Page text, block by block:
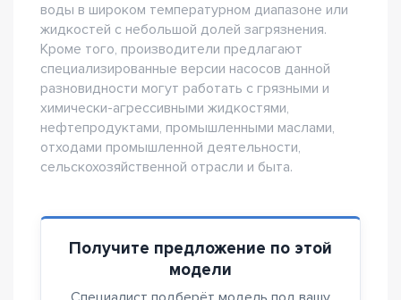
воды в широком температурном диапазоне или
жидкостей с небольшой долей загрязнения.
Кроме того, производители предлагают
специализированные версии насосов данной
разновидности могут работать с грязными и
химически-агрессивными жидкостями,
нефтепродуктами, промышленными маслами,
отходами промышленной деятельности,
сельскохозяйственной отрасли и быта.
Получите предложение по этой
модели